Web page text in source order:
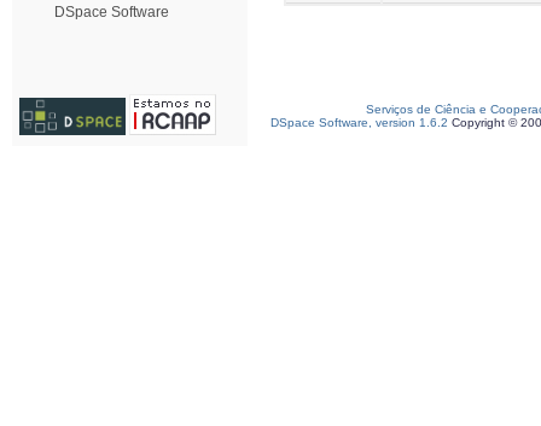
DSpace Software
Serviços de Ciência e
DSpace Software, version 1.6.2 Copyright ©